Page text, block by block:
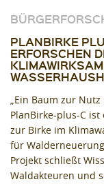
PLANBIRKE
ERFORSCHEN
„Ein Baum zur
PlanBirke-plus-C
zur Birke im
für
Projekt schließt
Waldakteuren und